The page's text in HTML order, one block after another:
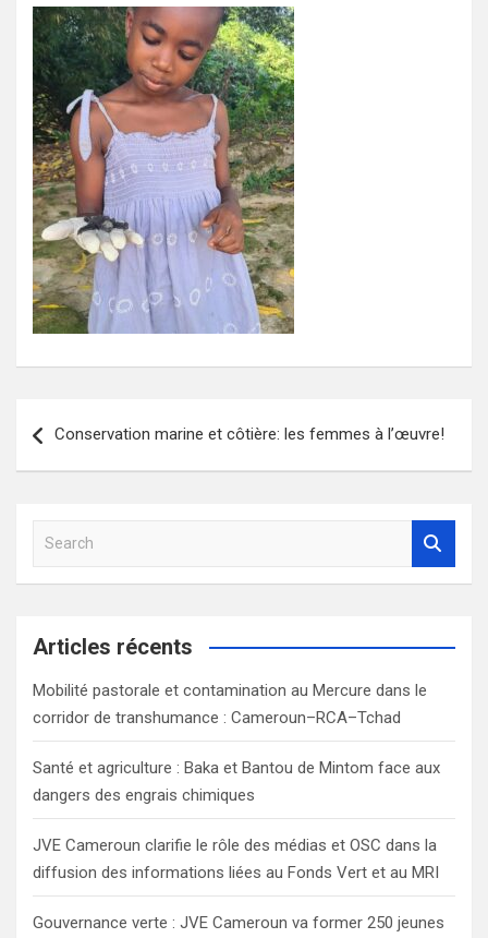
de
Conservation marine et côtière: les femmes à l’œuvre!
a
c
Articles récents
Mobilité pastorale et contamination au Mercure dans le
corridor de transhumance : Cameroun–RCA–Tchad
Santé et agriculture : Baka et Bantou de Mintom face aux
dangers des engrais chimiques
JVE Cameroun clarifie le rôle des médias et OSC dans la
diffusion des informations liées au Fonds Vert et au MRI
Gouvernance verte : JVE Cameroun va former 250 jeunes